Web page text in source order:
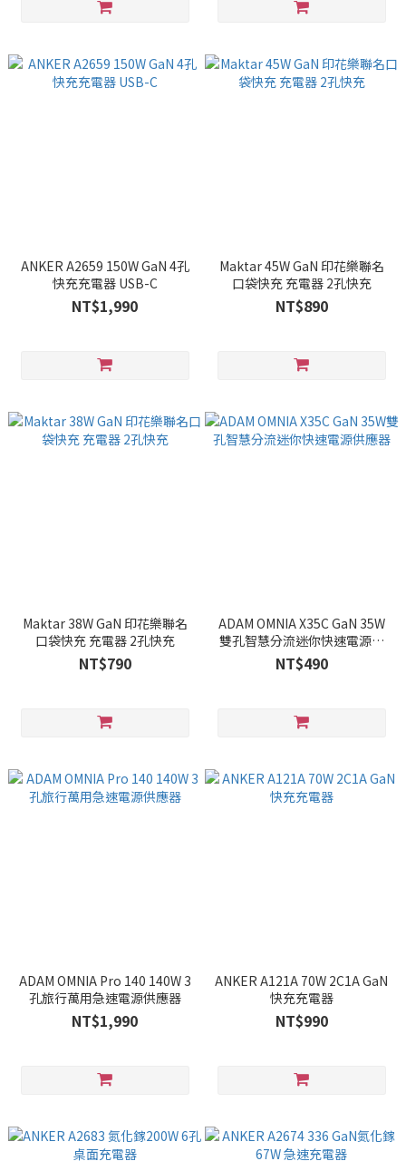
ANKER A2659 150W GaN 4孔
快充充電器 USB-C
NT$1,990
Maktar 45W GaN 印花樂聯名
口袋快充 充電器 2孔快充
NT$890
Maktar 38W GaN 印花樂聯名
口袋快充 充電器 2孔快充
NT$790
ADAM OMNIA X35C GaN 35W
雙孔智慧分流迷你快速電源供
應器
NT$490
ADAM OMNIA Pro 140 140W 3
孔旅行萬用急速電源供應器
NT$1,990
ANKER A121A 70W 2C1A GaN
快充充電器
NT$990